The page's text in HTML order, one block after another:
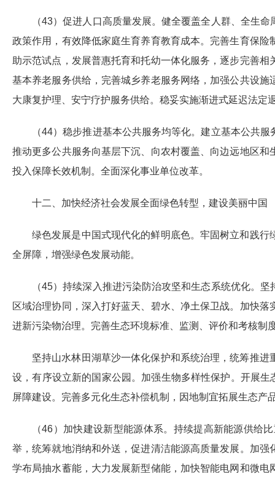
（43）促进人口高质量发展。健全覆盖全人群、全生
政策作用，有效降低家庭生育养育教育成本。完善生育保
助示范试点，发展普惠托育和托幼一体化服务，逐步完善
基本养老服务供给，完善城乡养老服务网络，加强公共设
大康复护理、安宁疗护服务供给。稳妥实施渐进式延迟法
（44）稳步推进基本公共服务均等化。建立基本公共
推动更多公共服务向基层下沉、向农村覆盖、向边远地区
投入保障长效机制。全面深化事业单位改革。
十二、加快经济社会发展全面绿色转型，建设美丽中国
绿色发展是中国式现代化的鲜明底色。牢固树立和践
全屏障，增强绿色发展动能。
（45）持续深入推进污染防治攻坚和生态系统优化。
区域治理协同，深入打好蓝天、碧水、净土保卫战。加快
进新污染物治理。完善生态环境标准、监测、评价和考核制
坚持山水林田湖草沙一体化保护和系统治理，统筹推
设，有序设立新的国家公园。加强生物多样性保护。开展
屏障建设。完善多元化生态补偿机制，因地制宜拓展生态
（46）加快建设新型能源体系。持续提高新能源供给
举，统筹就地消纳和外送，促进清洁能源高质量发展。加
学布局抽水蓄能，大力发展新型储能，加快智能电网和微